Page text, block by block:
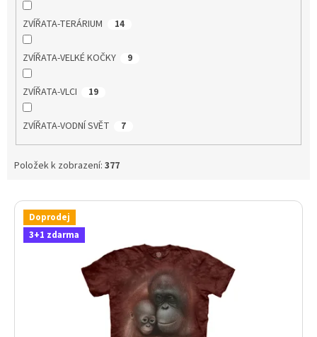
ZVÍŘATA-TERÁRIUM 14
ZVÍŘATA-VELKÉ KOČKY 9
ZVÍŘATA-VLCI 19
ZVÍŘATA-VODNÍ SVĚT 7
Položek k zobrazení: 377
Doprodej
3+1 zdarma